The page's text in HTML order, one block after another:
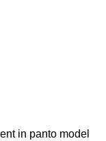
in panto model